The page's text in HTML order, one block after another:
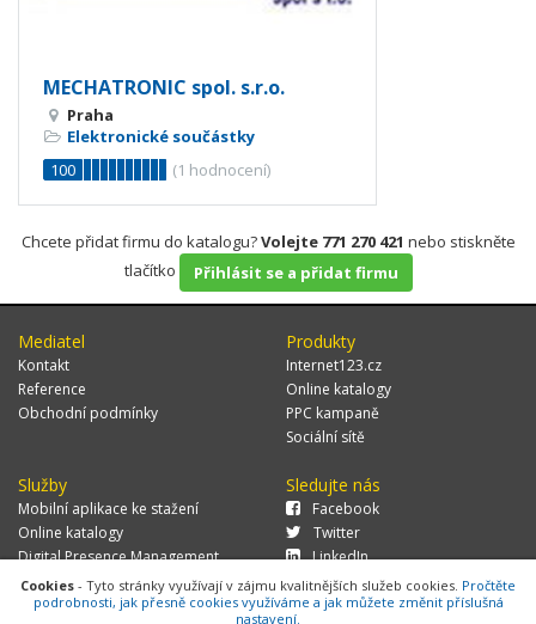
MECHATRONIC spol. s.r.o.
Praha
Elektronické součástky
100
(1 hodnocení)
Chcete přidat firmu do katalogu?Volejte 771 270 421 nebo stiskněte
tlačítko
Přihlásit se a přidat firmu
Mediatel
Kontakt
Reference
Obchodní podmínky
Produkty
Internet123.cz
Online katalogy
PPC kampaně
Sociální sítě
Služby
Mobilní aplikace ke stažení
Online katalogy
Digital Presence Management
Více zákazníků
Sledujte nás
Facebook
Twitter
LinkedIn
Cookies - Tyto stránky využívají v zájmu kvalitnějších služeb cookies. Pročtěte
podrobnosti, jak přesně cookies využíváme a jak můžete změnit příslušná
nastavení.